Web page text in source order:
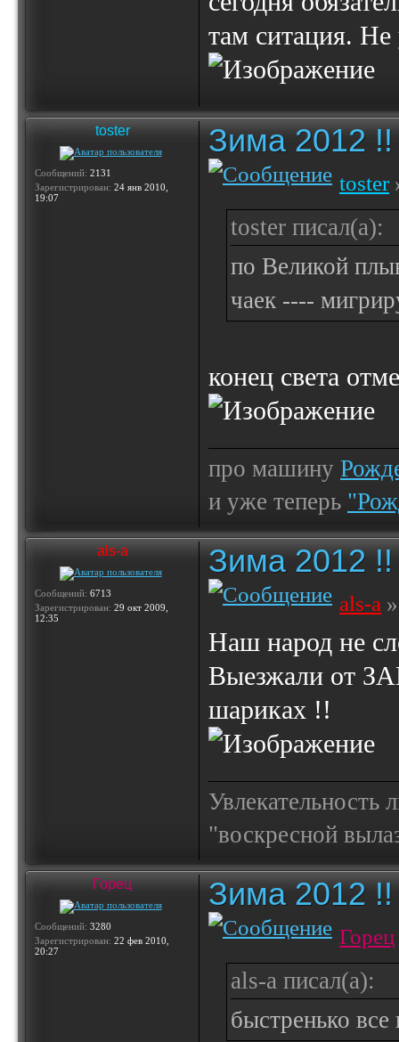
там ситация. Не
toster
Сообщений: 2131
Зарегистрирован: 24 янв 2010,
19:07
Зима 2012 !!
toster
toster писал(а):
по Великой
чаек ----
конец света
про машину
и уже теперь
als-a
Сообщений: 6713
Зарегистрирован: 29 окт 2009,
12:35
Зима 2012 !!
als-a
Наш народ не
Выезжали от
шариках !!
Увлекательность
"воскресной
Горец
Сообщений: 3280
Зарегистрирован: 22 фев 2010,
20:27
Зима 2012 !!
Горец
als-a писал(а):
быстренько